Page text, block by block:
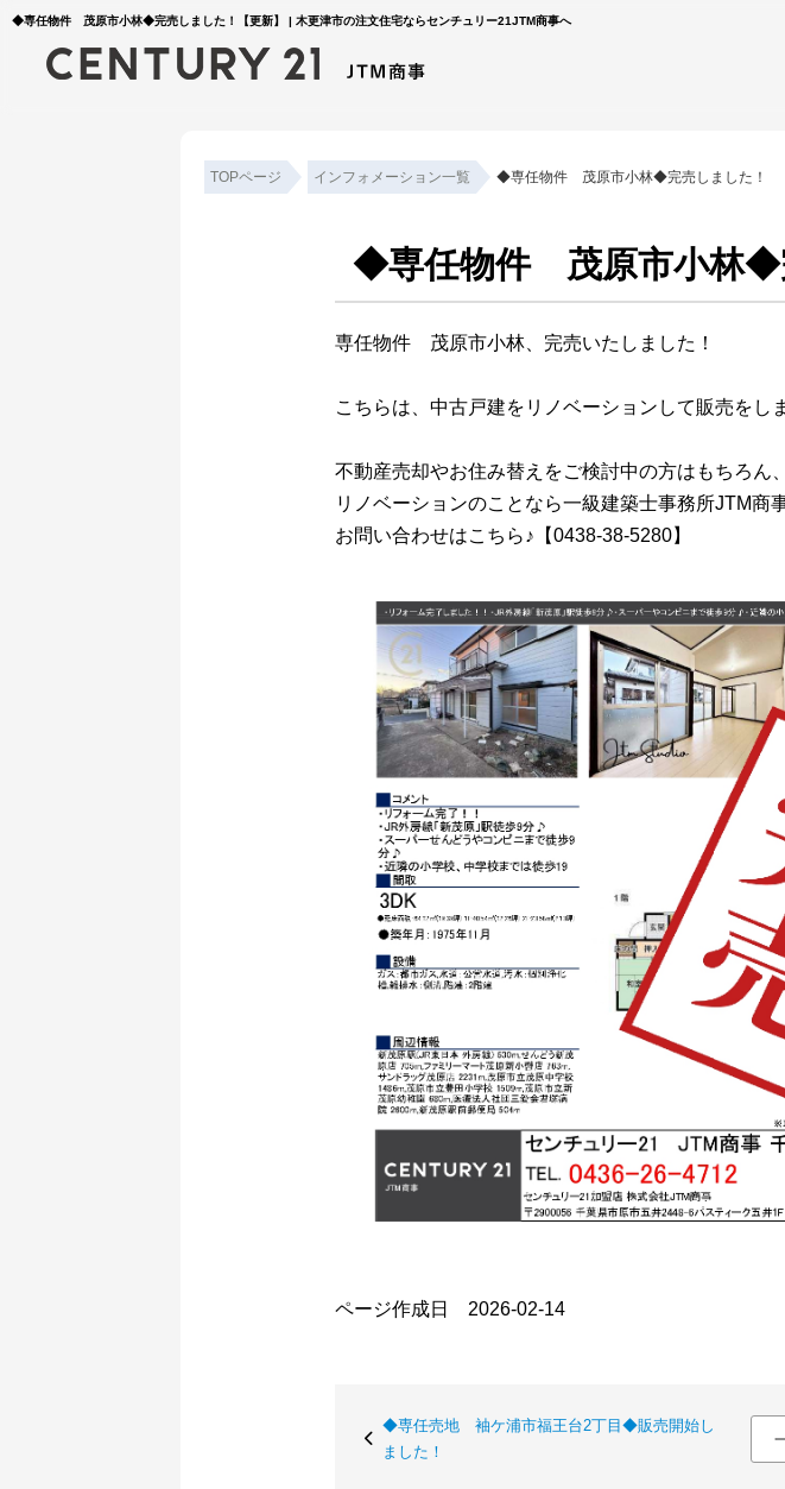
◆専任物件 茂原市小林◆完売しました！【更新】 | 木更津市の注文住宅ならセンチュリー21JTM商事へ
TOPページ インフォメーション一覧 ◆専任物件 茂原市小林◆完売しました！
◆専任物件 茂原市小林◆
専任物件 茂原市小林、完売いたしました！
こちらは、中古戸建をリノベーションして販売をし
不動産売却やお住み替えをご検討中の方はもちろん、
リノベーションのことなら一級建築士事務所JTM商
お問い合わせはこちら♪【0438-38-5280】
ページ作成日 2026-02-14
◆専任売地 袖ケ浦市福王台2丁目◆販売開始し
ました！